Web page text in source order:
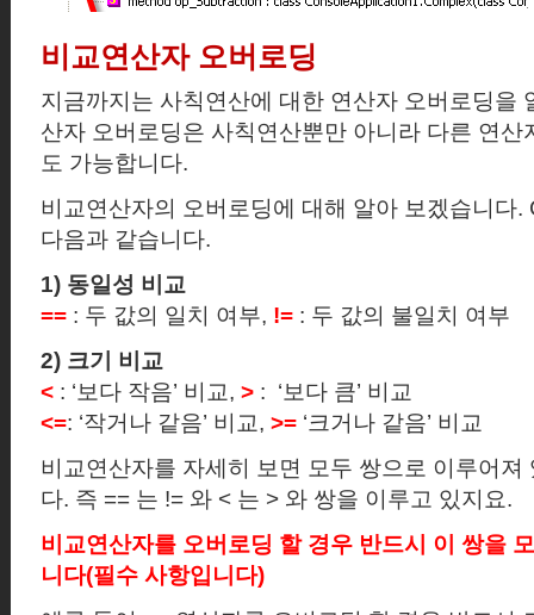
비교연산자 오버로딩
지금까지는 사칙연산에 대한 연산자 오버로딩을
산자 오버로딩은 사칙연산뿐만 아니라 다른 연산
도 가능합니다.
비교연산자의 오버로딩에 대해 알아 보겠습니다.
다음과 같습니다.
1) 동일성 비교
== : 두 값의 일치 여부, != : 두 값의 불일치 여부
2) 크기 비교
< : ‘보다 작음’ 비교, > : ‘보다 큼’ 비교
<=: ‘작거나 같음’ 비교, >= ‘크거나 같음’ 비교
비교연산자를 자세히 보면 모두 쌍으로 이루어져
다. 즉 == 는 != 와 < 는 > 와 쌍을 이루고 있지요.
비교연산자를 오버로딩 할 경우 반드시 이 쌍을
니다(필수 사항입니다)